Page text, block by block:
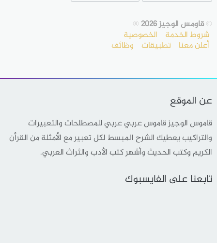
©قاومس الوجيز 2026 ®
شروط الخدمة الخصوصية
أعلن معنا تطبيقات وظائف
عن الموقع
قاموس الوجيز قاموس عربي عربي للمصطلحات والتعبيرات
والتراكيب يعطيك الشرح المبسط لكل تعبير مع الأمثلة من القرأن
الكريم وكتب الحديث وأشهر كتب الأدب والثراث العربي.
تابعنا على الفايسبوك